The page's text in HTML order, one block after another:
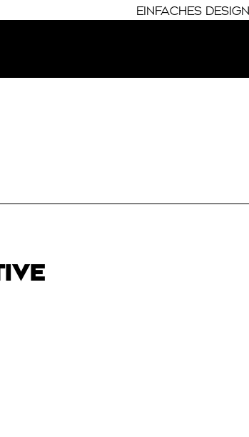
EINFACHES DESIGN